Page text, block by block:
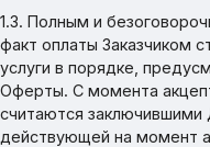
1.3. Полным и
факт оплаты Заказчиком
услуги в порядке,
Оферты. С момента
считаются заключившими
действующей на момент